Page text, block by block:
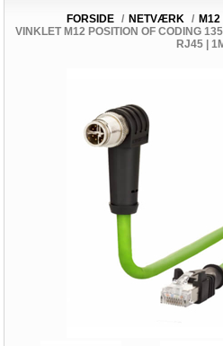
FORSIDE / NETVÆRK /
VINKLET M12 POSITION OF CODING
RJ45 |